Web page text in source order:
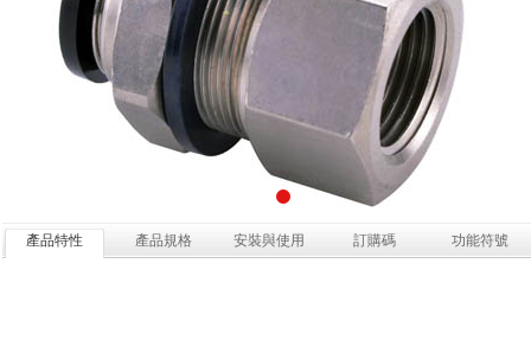
產品特性 產品規格 安裝與使用 訂購碼 功能符號